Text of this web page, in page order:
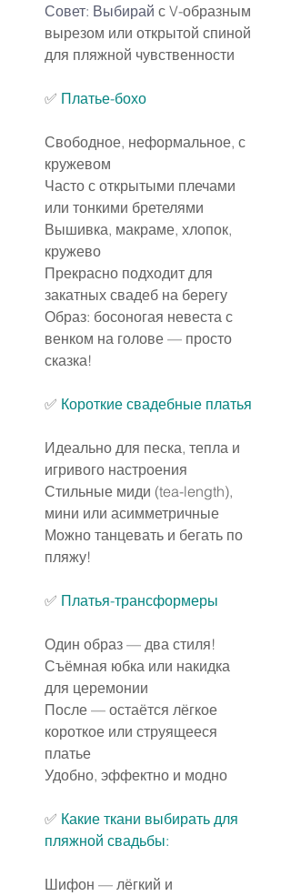
Совет: Выбирай с V-образным
вырезом или открытой спиной
для пляжной чувственности
✅ Платье-бохо
Свободное, неформальное, с
кружевом
Часто с открытыми плечами
или тонкими бретелями
Вышивка, макраме, хлопок,
кружево
Прекрасно подходит для
закатных свадеб на берегу
Образ: босоногая невеста с
венком на голове — просто
сказка!
✅ Короткие свадебные платья
Идеально для песка, тепла и
игривого настроения
Стильные миди (tea-length),
мини или асимметричные
Можно танцевать и бегать по
пляжу!
✅ Платья-трансформеры
Один образ — два стиля!
Съёмная юбка или накидка
для церемонии
После — остаётся лёгкое
короткое или струящееся
платье
Удобно, эффектно и модно
✅ Какие ткани выбирать для
пляжной свадьбы:
Шифон — лёгкий и